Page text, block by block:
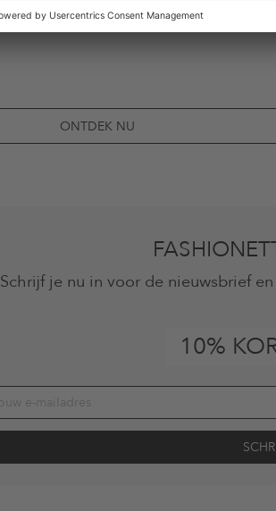
ONTDEK NU
Schrijf je nu in voor de nieuwsbrief
10%